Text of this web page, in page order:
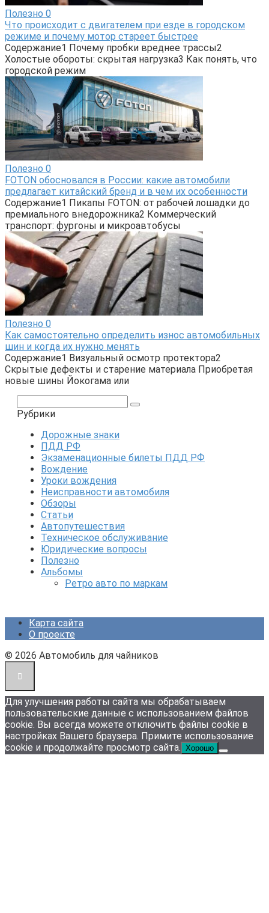
Полезно 0
Что происходит с двигателем при езде в городском
режиме и почему мотор стареет быстрее
Содержание1 Почему пробки вреднее трассы2
Холостые обороты: скрытая нагрузка3 Как понять, что
городской режим
Полезно 0
FOTON обосновался в России: какие автомобили
предлагает китайский бренд и в чем их особенности
Содержание1 Пикапы FOTON: от рабочей лошадки до
премиального внедорожника2 Коммерческий
транспорт: фургоны и микроавтобусы
Полезно 0
Как самостоятельно определить износ автомобильных
шин и когда их нужно менять
Содержание1 Визуальный осмотр протектора2
Скрытые дефекты и старение материала Приобретая
новые шины Йокогама или
Рубрики
Дорожные знаки
ПДД РФ
Экзаменационные билеты ПДД РФ
Вождение
Уроки вождения
Неисправности автомобиля
Обзоры
Статьи
Автопутешествия
Техническое обслуживание
Юридические вопросы
Полезно
Альбомы
Ретро авто по маркам
Карта сайта
О проекте
© 2026 Автомобиль для чайников
Для улучшения работы сайта мы обрабатываем
пользовательские данные с использованием файлов
cookie. Вы всегда можете отключить файлы cookie в
настройках Вашего браузера. Примите использование
cookie и продолжайте просмотр сайта. Хорошо